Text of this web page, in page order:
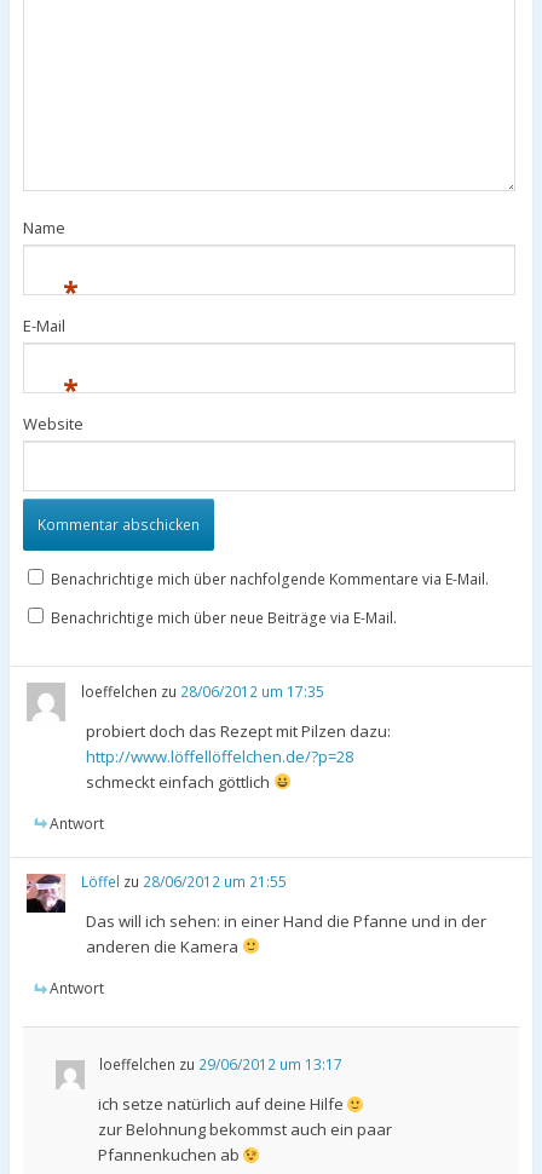
Name
*
E-Mail
*
Website
Benachrichtige mich über nachfolgende Kommentare via E-Mail.
Benachrichtige mich über neue Beiträge via E-Mail.
loeffelchen zu 28/06/2012 um 17:35
probiert doch das Rezept mit Pilzen dazu:
http://www.löffellöffelchen.de/?p=28
schmeckt einfach göttlich
Antwort
Löffel zu 28/06/2012 um 21:55
Das will ich sehen: in einer Hand die Pfanne und in der
anderen die Kamera
Antwort
loeffelchen zu 29/06/2012 um 13:17
ich setze natürlich auf deine Hilfe
zur Belohnung bekommst auch ein paar
Pfannenkuchen ab